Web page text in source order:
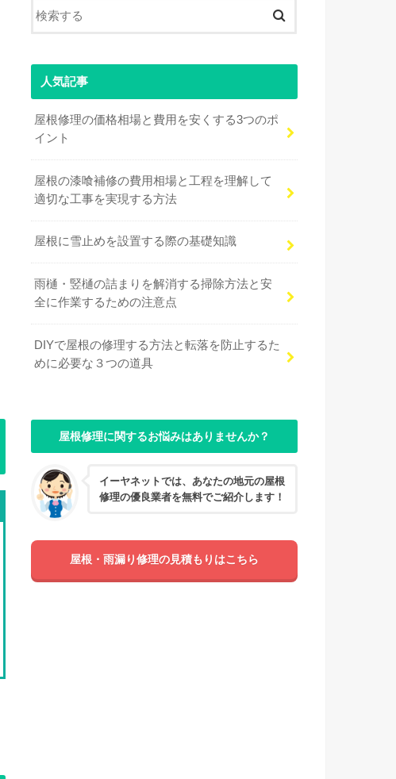
人気記事
屋根修理の価格相場と費用を安くする3つのポ
イント
屋根の漆喰補修の費用相場と工程を理解して
適切な工事を実現する方法
屋根に雪止めを設置する際の基礎知識
雨樋・竪樋の詰まりを解消する掃除方法と安
全に作業するための注意点
DIYで屋根の修理する方法と転落を防止するた
めに必要な３つの道具
屋根修理に関するお悩みはありませんか？
イーヤネットでは、あなたの地元の屋根
修理の優良業者を無料でご紹介します！
屋根・雨漏り修理の見積もりはこちら